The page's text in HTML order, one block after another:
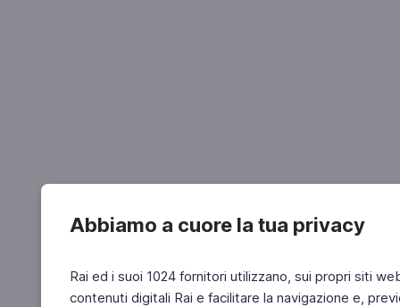
Abbiamo a cuore la tua privacy
Rai ed i suoi 1024 fornitori utilizzano, sui propri siti
contenuti digitali Rai e facilitare la navigazione e,